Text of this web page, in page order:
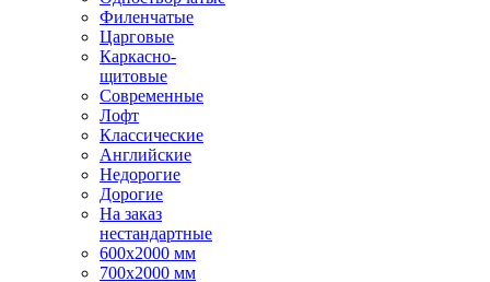
Филенчатые
Царговые
Каркасно-
щитовые
Современные
Лофт
Классические
Английские
Недорогие
Дорогие
На заказ
нестандартные
600х2000 мм
700х2000 мм